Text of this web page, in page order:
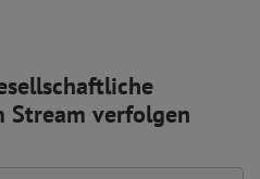
Stream verfolgen